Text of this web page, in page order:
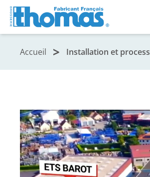
Accueil Installation et process